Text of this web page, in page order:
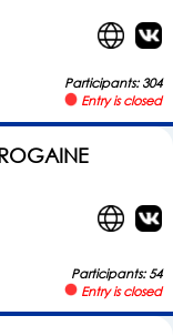
Participants: 304
Entry is closed
Participants: 54
Entry is closed